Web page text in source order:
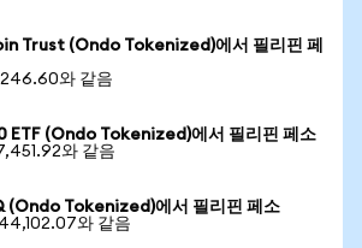
Trust (Ondo Tokenized)에서 필리핀 페
와 같음
ETF (Ondo Tokenized)에서 필리핀 페소
와 같음
(Ondo Tokenized)에서 필리핀 페소
와 같음